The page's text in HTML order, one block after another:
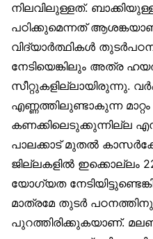
നിലവിലുള്ളത്.
പഠിക്കുമെന്നത്
വിദ്യാർത്ഥികൾ
നേടിയെങ്കിലും അത്ര
സീറ്റുകളില്ലായിരുന്നു.
എണ്ണത്തിലുണ്ടാകുന്ന
കണക്കിലെടുക്കുന്നില്ല
പാലക്കാട് മുതൽ
ജില്ലകളിൽ ഇക്കൊല്ലം
യോഗ്യത
മാത്രമേ തുടർ
പുറത്തിരിക്കുകയാണ്.